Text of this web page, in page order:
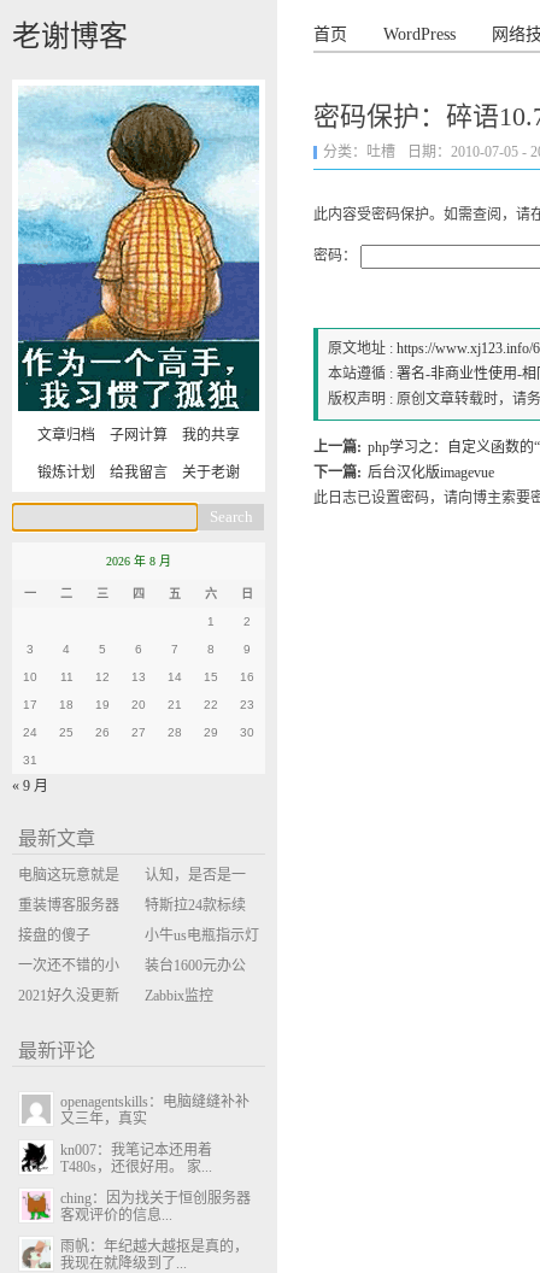
老谢博客 首页 WordPress 网络
密码保护：碎语
分类： 吐槽 日期：2010-07-05 -
此内容受密码保护。如需查阅，请
密码：
原文地址 :https://www.xj123.info/
本站遵循 :署名-非商业性使用-相
版权声明 : 原创文章转载时，请
上一篇: php学习之：自定义函数的
下一篇: 后台汉化版imagevue
此日志已设置密码，请向博主索要
文章归档 子网计算 我的共享
锻炼计划 给我留言 关于老谢
2026 年 8 月
一 二 三 四 五 六 日
1 2
3 4 5 6 7 8 9
10 11 12 13 14 15 16
17 18 19 20 21 22 23
24 25 26 27 28 29 30
31
« 9 月
最新文章
电脑这玩意就是
缝缝补补的事
认知，是否是一
座大山？当架构
决策变成配置清
单比价
重装博客服务器
环境
特斯拉24款标续
Model Y 2万公里
使用体验
接盘的傻子
小牛us电瓶指示灯
闪三次不上电
一次还不错的小
米售后体验
装台1600元办公
主机
2021好久没更新
Zabbix监控
最新评论
openagentskills：电脑缝缝补补
又三年，真实
kn007：我笔记本还用着
T480s，还很好用。 家...
ching：因为找关于恒创服务器
客观评价的信息...
雨帆：年纪越大越抠是真的，
我现在就降级到了...